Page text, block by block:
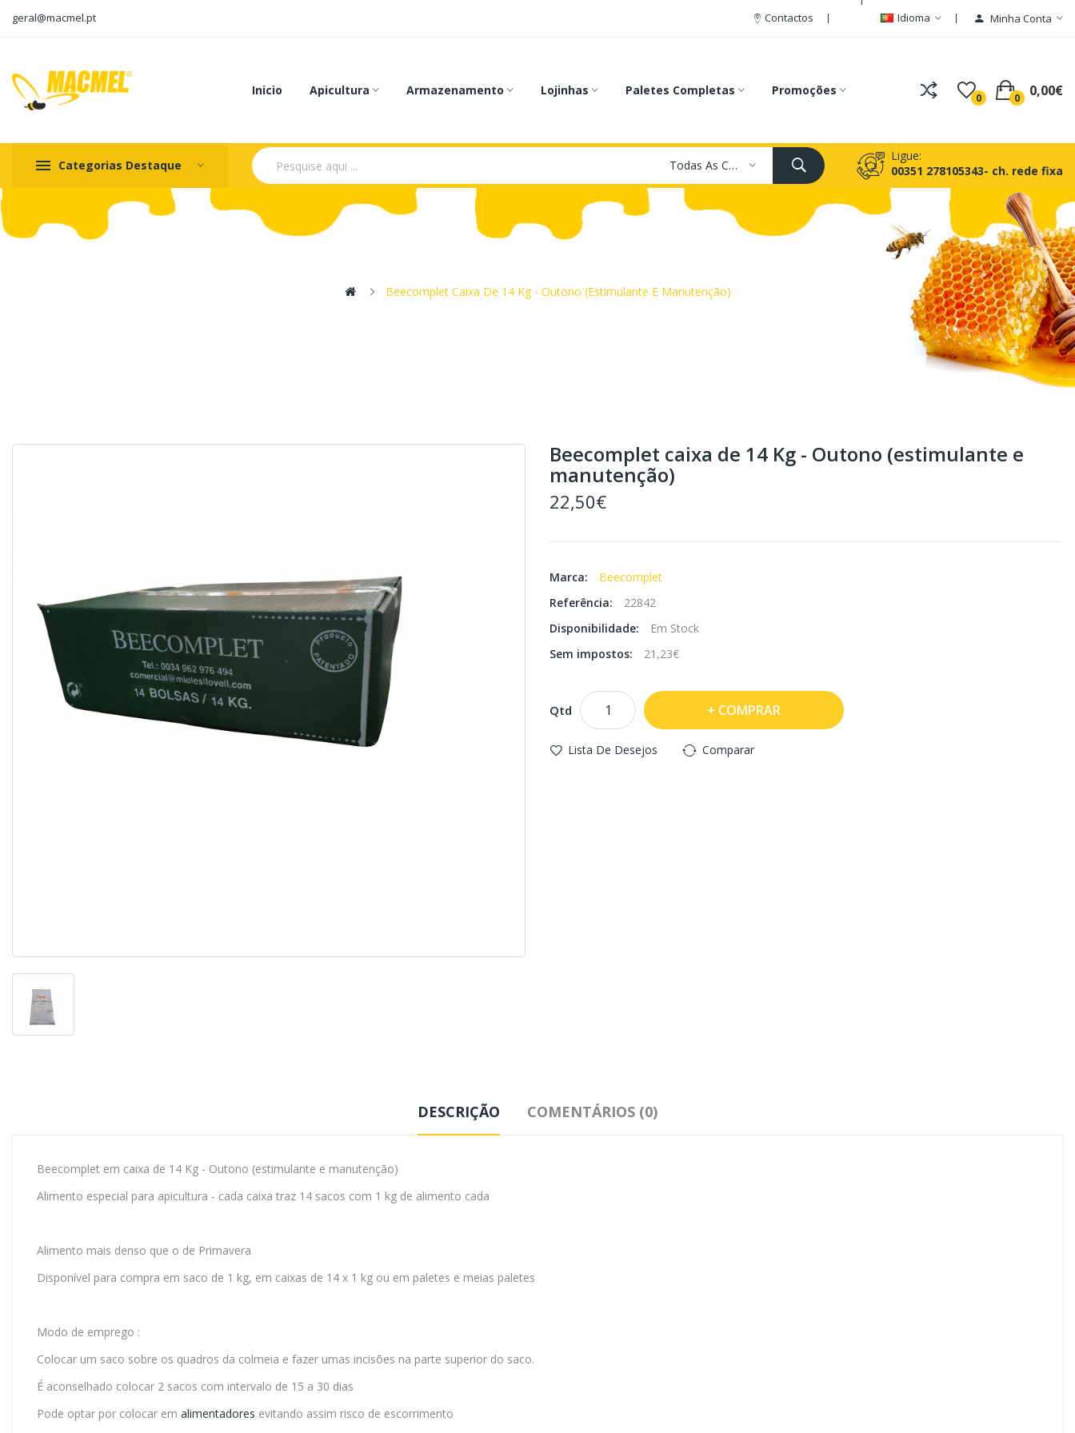
geral@macmel.pt Contactos Idioma Minha Conta
Inicio Apicultura Armazenamento Lojinhas Paletes Completas Promoções
0 0 0,00€
Categorias Destaque Todas As Categorias
Ligue:
00351 278105343- ch. rede fixa
Beecomplet Caixa De 14 Kg - Outono (estimulante E Manutenção)
Beecomplet caixa de 14 Kg - Outono (estimulante e
manutenção)
22,50€
Marca:
Beecomplet
Referência:
22842
Disponibilidade:
Em Stock
Sem impostos:
21,23€
Qtd COMPRAR
Lista De Desejos Comparar
DESCRIÇÃO COMENTÁRIOS (0)
Beecomplet em caixa de 14 Kg - Outono (estimulante e manutenção)
Alimento especial para apicultura - cada caixa traz 14 sacos com 1 kg de alimento cada
Alimento mais denso que o de Primavera
Disponível para compra em saco de 1 kg, em caixas de 14 x 1 kg ou em paletes e meias paletes
Modo de emprego :
Colocar um saco sobre os quadros da colmeia e fazer umas incisões na parte superior do saco.
É aconselhado colocar 2 sacos com intervalo de 15 a 30 dias
Pode optar por colocar em alimentadores evitando assim risco de escorrimento